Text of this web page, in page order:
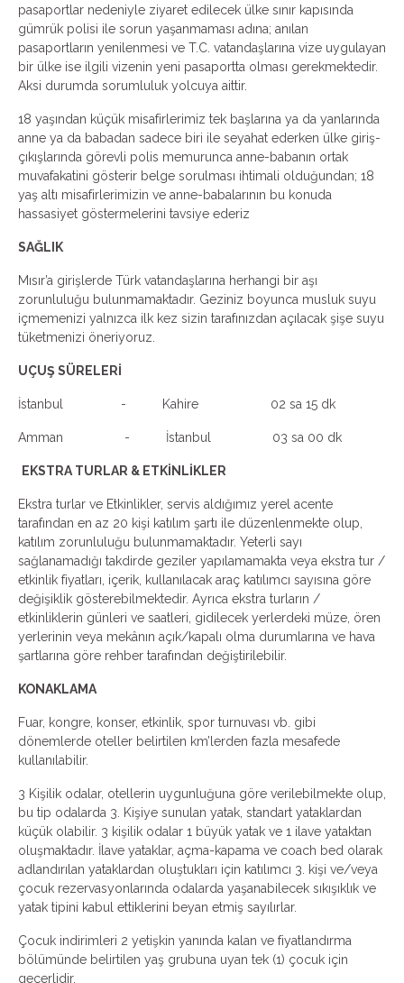
pasaportlar nedeniyle ziyaret edilecek ülke sınır kapısında
gümrük polisi ile sorun yaşanmaması adına; anılan
pasaportların yenilenmesi ve T.C. vatandaşlarına vize uygulayan
bir ülke ise ilgili vizenin yeni pasaportta olması gerekmektedir.
Aksi durumda sorumluluk yolcuya aittir.
18 yaşından küçük misafirlerimiz tek başlarına ya da yanlarında
anne ya da babadan sadece biri ile seyahat ederken ülke giriş-
çıkışlarında görevli polis memurunca anne-babanın ortak
muvafakatini gösterir belge sorulması ihtimali olduğundan; 18
yaş altı misafirlerimizin ve anne-babalarının bu konuda
hassasiyet göstermelerini tavsiye ederiz
SAĞLIK
Mısır’a girişlerde Türk vatandaşlarına herhangi bir aşı
zorunluluğu bulunmamaktadır. Geziniz boyunca musluk suyu
içmemenizi yalnızca ilk kez sizin tarafınızdan açılacak şişe suyu
tüketmenizi öneriyoruz.
UÇUŞ SÜRELERİ
İstanbul - Kahire 02 sa 15 dk
Amman - İstanbul 03 sa 00 dk
EKSTRA TURLAR & ETKİNLİKLER
Ekstra turlar ve Etkinlikler, servis aldığımız yerel acente
tarafından en az 20 kişi katılım şartı ile düzenlenmekte olup,
katılım zorunluluğu bulunmamaktadır. Yeterli sayı
sağlanamadığı takdirde geziler yapılamamakta veya ekstra tur /
etkinlik fiyatları, içerik, kullanılacak araç katılımcı sayısına göre
değişiklik gösterebilmektedir. Ayrıca ekstra turların /
etkinliklerin günleri ve saatleri, gidilecek yerlerdeki müze, ören
yerlerinin veya mekânın açık/kapalı olma durumlarına ve hava
şartlarına göre rehber tarafından değiştirilebilir.
KONAKLAMA
Fuar, kongre, konser, etkinlik, spor turnuvası vb. gibi
dönemlerde oteller belirtilen km’lerden fazla mesafede
kullanılabilir.
3 Kişilik odalar, otellerin uygunluğuna göre verilebilmekte olup,
bu tip odalarda 3. Kişiye sunulan yatak, standart yataklardan
küçük olabilir. 3 kişilik odalar 1 büyük yatak ve 1 ilave yataktan
oluşmaktadır. İlave yataklar, açma-kapama ve coach bed olarak
adlandırılan yataklardan oluştukları için katılımcı 3. kişi ve/veya
çocuk rezervasyonlarında odalarda yaşanabilecek sıkışıklık ve
yatak tipini kabul ettiklerini beyan etmiş sayılırlar.
Çocuk indirimleri 2 yetişkin yanında kalan ve fiyatlandırma
bölümünde belirtilen yaş grubuna uyan tek (1) çocuk için
geçerlidir.